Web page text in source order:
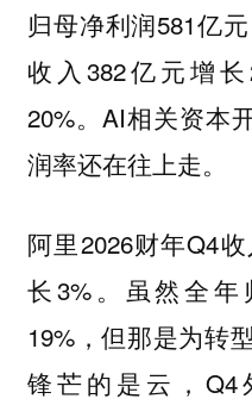
归母净利润581亿
收入382亿元增
20%。AI相关资本
润率还在往上走。
阿里2026财年Q4
长3%。虽然全
19%，但那是为转
锋芒的是云，